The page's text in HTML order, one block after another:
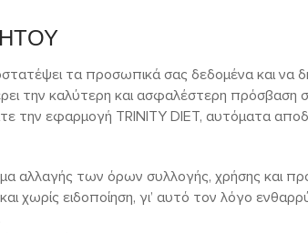
τα προσωπικά σας δεδομένα και να
την καλύτερη και ασφαλέστερη πρόσβαση
την εφαρμογή TRINITY DIET, αυτόματα
αλλαγής των όρων συλλογής, χρήσης και
χωρίς ειδοποίηση, γι’ αυτό τον λόγο